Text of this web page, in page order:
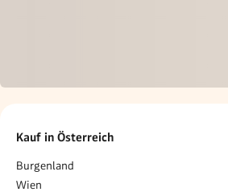
Kauf in Österreich
Burgenland
Wien